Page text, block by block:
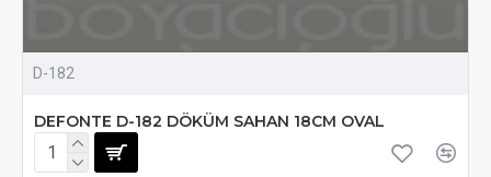
D-182
DEFONTE D-182 DÖKÜM SAHAN 18CM OVAL